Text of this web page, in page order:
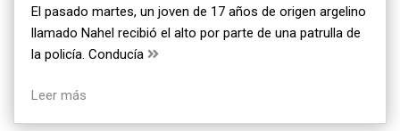
El pasado martes, un joven de 17 años de origen argelino
llamado Nahel recibió el alto por parte de una patrulla de
la policía. Conducía
Leer más